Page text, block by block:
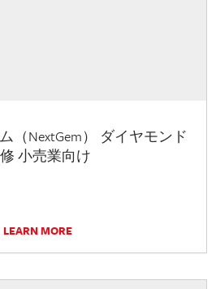
（NextGem） ダイヤモンド
小売業向け
LEARN MORE